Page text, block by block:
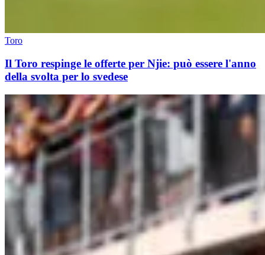
Toro
Il Toro respinge le offerte per Njie: può essere l'anno
della svolta per lo svedese